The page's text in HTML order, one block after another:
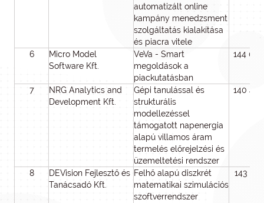
automatizált online
kampány menedzsment
szolgáltatás kialakítása
és piacra vitele
6
Micro Model
Software Kft.
VeVa - Smart
megoldások a
piackutatásban
144
7
NRG Analytics and
Development Kft.
Gépi tanulással és
strukturális
modellezéssel
támogatott napenergia
alapú villamos áram
termelés előrejelzési és
üzemeltetési rendszer
140
8
DEVision Fejlesztő és
Tanácsadó Kft.
Felhő alapú diszkrét
matematikai szimulációs
szoftverrendszer
143